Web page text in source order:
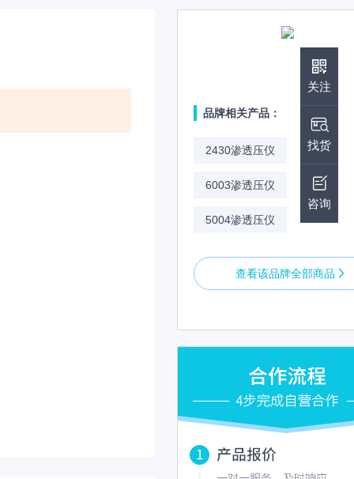
品牌相关产品：
2430渗透压仪
6003渗透压仪
5004渗透压仪
查看该品牌全部商品
关注
找货
咨询